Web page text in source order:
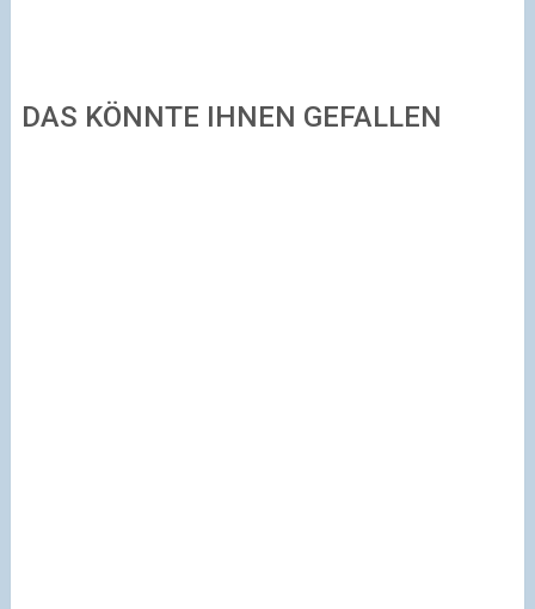
DAS KÖNNTE IHNEN GEFALLEN